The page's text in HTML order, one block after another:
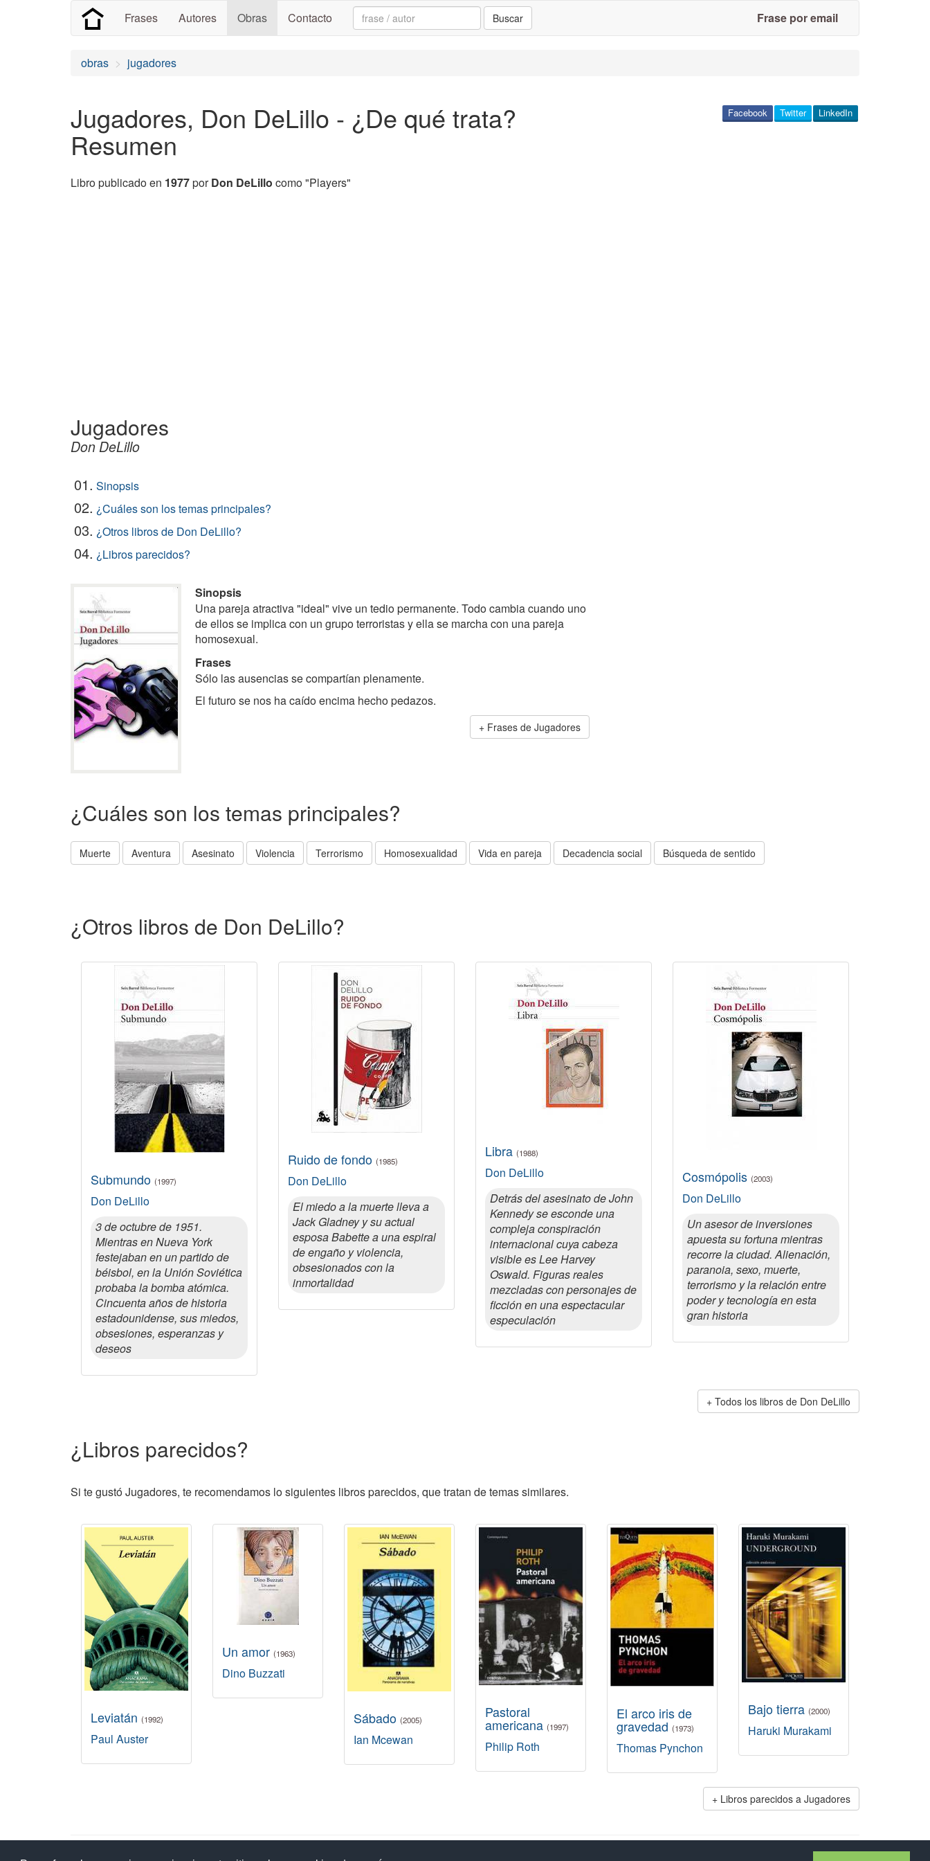
Frases Autores Obras Contacto Search: Buscar Frase por email
obras jugadores
Jugadores, Don DeLillo - ¿De qué trata?
Resumen
Libro publicado en 1977porDon DeLillo como "Players"
LinkedIn
Twitter
Facebook
Jugadores
Don DeLillo
01. Sinopsis
02. ¿Cuáles son los temas principales?
03. ¿Otros libros de Don DeLillo?
04. ¿Libros parecidos?
Sinopsis
Una pareja atractiva "ideal" vive un tedio permanente. Todo cambia cuando uno
de ellos se implica con un grupo terroristas y ella se marcha con una pareja
homosexual.
Frases
Sólo las ausencias se compartían plenamente.
El futuro se nos ha caído encima hecho pedazos.
Frases de Jugadores
¿Cuáles son los temas principales?
Muerte Aventura Asesinato Violencia Terrorismo Homosexualidad Vida en pareja Decadencia social Búsqueda de sentido
¿Otros libros de Don DeLillo?
Submundo (1997)
Don DeLillo
3 de octubre de 1951.
Mientras en Nueva York
festejaban en un partido de
béisbol, en la Unión Soviética
probaba la bomba atómica.
Cincuenta años de historia
estadounidense, sus miedos,
obsesiones, esperanzas y
deseos
Ruido de fondo (1985)
Don DeLillo
El miedo a la muerte lleva a
Jack Gladney y su actual
esposa Babette a una espiral
de engaño y violencia,
obsesionados con la
inmortalidad
Libra (1988)
Don DeLillo
Detrás del asesinato de John
Kennedy se esconde una
compleja conspiración
internacional cuya cabeza
visible es Lee Harvey
Oswald. Figuras reales
mezcladas con personajes de
ficción en una espectacular
especulación
Cosmópolis (2003)
Don DeLillo
Un asesor de inversiones
apuesta su fortuna mientras
recorre la ciudad. Alienación,
paranoia, sexo, muerte,
terrorismo y la relación entre
poder y tecnología en esta
gran historia
Todos los libros de Don DeLillo
¿Libros parecidos?
Si te gustó Jugadores, te recomendamos lo siguientes libros parecidos, que tratan de temas similares.
Leviatán (1992)
Paul Auster
Un amor (1963)
Dino Buzzati
Sábado (2005)
Ian Mcewan
Pastoral
americana (1997)
Philip Roth
El arco iris de
gravedad (1973)
Thomas Pynchon
Bajo tierra (2000)
Haruki Murakami
Libros parecidos a Jugadores